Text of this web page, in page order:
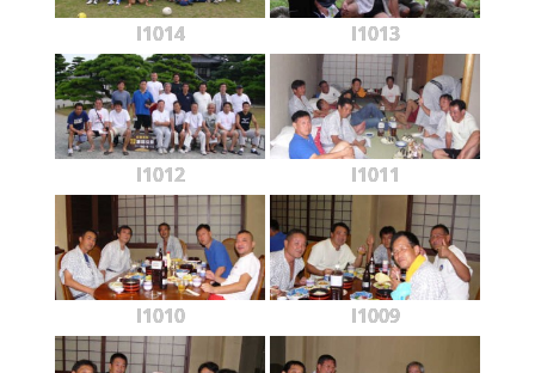
l1014 l1013
l1012 l1011
l1010 l1009